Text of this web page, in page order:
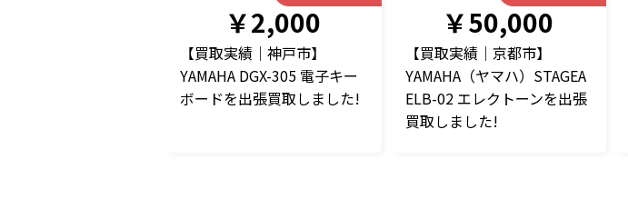
￥2,000
【買取実績｜神戸市】
YAMAHA DGX-305 電子キー
ボードを出張買取しました!
￥50,000
【買取実績｜京都市】
YAMAHA（ヤマハ）STAGEA
ELB-02 エレクトーンを出張
買取しました!